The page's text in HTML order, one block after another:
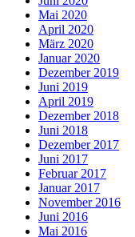
Mai 2020
April 2020
März 2020
Januar 2020
Dezember 2019
Juni 2019
April 2019
Dezember 2018
Juni 2018
Dezember 2017
Juni 2017
Februar 2017
Januar 2017
November 2016
Juni 2016
Mai 2016